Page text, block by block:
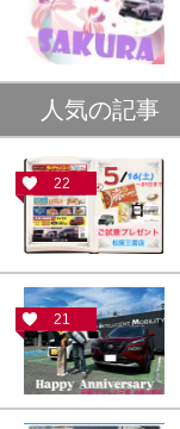
人気の記事
22
21